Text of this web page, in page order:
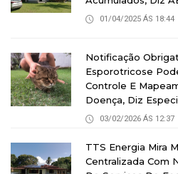
01/04/2025 ÁS 18:44
Notificação
Esporotricose
Controle E
Doença, Diz
03/02/2026 ÁS 12:37
TTS Energia Mira
Centralizada Com